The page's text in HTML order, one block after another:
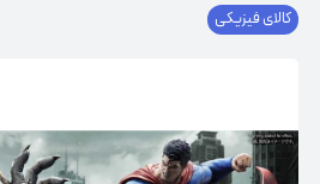
کالای فیزیکی